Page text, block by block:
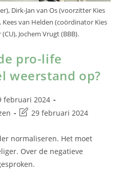
Dirk-Jan van Os (voorzitter Kies
Kees van Helden (coördinator Kies
Jochem Vrugt (BBB).
pro-life
weerstand op?
februari 2024
29 februari 2024
normaliseren. Het moet
Over de negatieve